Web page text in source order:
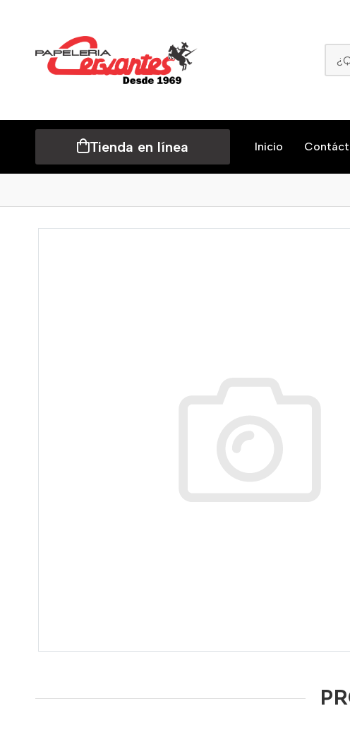
Tienda en línea Inicio